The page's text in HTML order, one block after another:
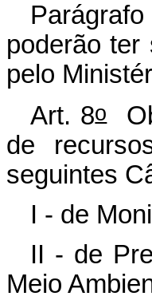
poderão ter
pelo
Art. 8o
de
seguintes
I - de
II - de
Meio